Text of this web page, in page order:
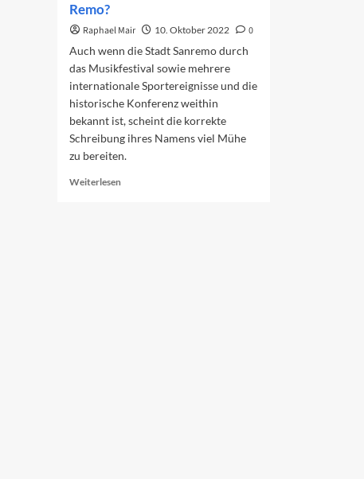
Remo?
Raphael Mair 10. Oktober 2022
0
Auch wenn die Stadt Sanremo durch
das Musikfestival sowie mehrere
internationale Sportereignisse und die
historische Konferenz weithin
bekannt ist, scheint die korrekte
Schreibung ihres Namens viel Mühe
zu bereiten.
Weiterlesen